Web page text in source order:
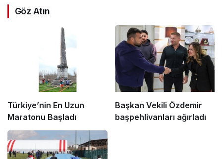
Göz Atın
Türkiye’nin En Uzun
Maratonu Başladı
Başkan Vekili Özdemir
başpehlivanları ağırladı